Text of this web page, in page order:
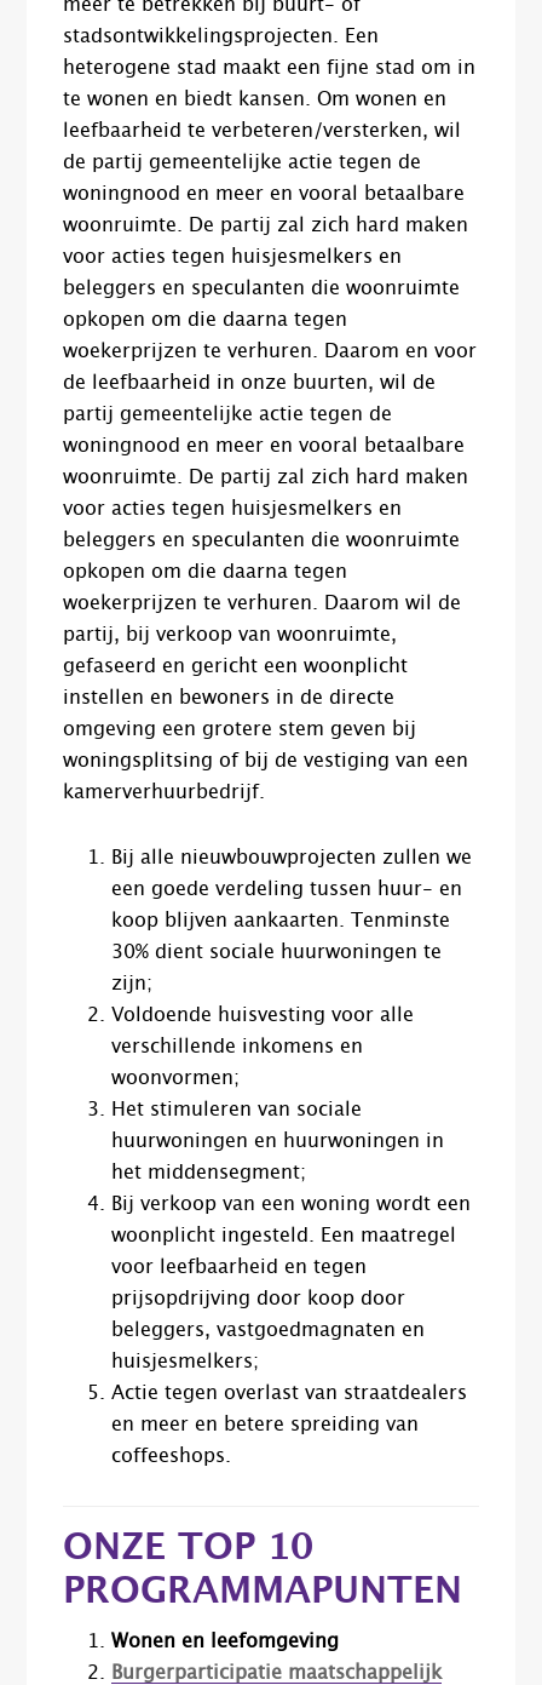
meer te betrekken bij buurt- of
stadsontwikkelingsprojecten. Een
heterogene stad maakt een fijne stad om in
te wonen en biedt kansen. Om wonen en
leefbaarheid te verbeteren/versterken, wil
de partij gemeentelijke actie tegen de
woningnood en meer en vooral betaalbare
woonruimte. De partij zal zich hard maken
voor acties tegen huisjesmelkers en
beleggers en speculanten die woonruimte
opkopen om die daarna tegen
woekerprijzen te verhuren. Daarom en voor
de leefbaarheid in onze buurten, wil de
partij gemeentelijke actie tegen de
woningnood en meer en vooral betaalbare
woonruimte. De partij zal zich hard maken
voor acties tegen huisjesmelkers en
beleggers en speculanten die woonruimte
opkopen om die daarna tegen
woekerprijzen te verhuren. Daarom wil de
partij, bij verkoop van woonruimte,
gefaseerd en gericht een woonplicht
instellen en bewoners in de directe
omgeving een grotere stem geven bij
woningsplitsing of bij de vestiging van een
kamerverhuurbedrijf.
Bij alle nieuwbouwprojecten zullen we
een goede verdeling tussen huur- en
koop blijven aankaarten. Tenminste
30% dient sociale huurwoningen te
zijn;
Voldoende huisvesting voor alle
verschillende inkomens en
woonvormen;
Het stimuleren van sociale
huurwoningen en huurwoningen in
het middensegment;
Bij verkoop van een woning wordt een
woonplicht ingesteld. Een maatregel
voor leefbaarheid en tegen
prijsopdrijving door koop door
beleggers, vastgoedmagnaten en
huisjesmelkers;
Actie tegen overlast van straatdealers
en meer en betere spreiding van
coffeeshops.
ONZE TOP 10
PROGRAMMAPUNTEN
Wonen en leefomgeving
Burgerparticipatie maatschappelijk